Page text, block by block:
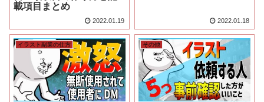
載項目まとめ
2022.01.19 2022.01.18
イラスト副業の仕方 その他